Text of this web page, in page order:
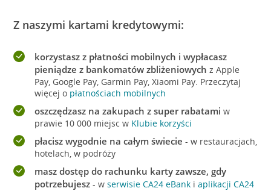
Z naszymi kartami kredytowymi:
korzystasz z płatności mobilnych i wypłacasz
pieniądze z bankomatów zbliżeniowych z Apple
Pay, Google Pay, Garmin Pay, Xiaomi Pay. Przeczytaj
więcej o płatnościach mobilnych
oszczędzasz na zakupach z super rabatami w
prawie 10 000 miejsc w Klubie korzyści
płacisz wygodnie na całym świecie - w restauracjach,
hotelach, w podróży
masz dostęp do rachunku karty zawsze, gdy
potrzebujesz - wserwisie CA24 eBank iaplikacji CA24